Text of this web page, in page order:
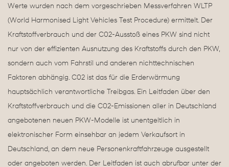
Werte wurden nach dem vorgeschrieben Messverfahren WLTP
(World Harmonised Light Vehicles Test Procedure) ermittelt. Der
Kraftstoffverbrauch und der C02-Ausstoß eines PKW sind nicht
nur von der effizienten Ausnutzung des Kraftstoffs durch den PKW,
sondern auch vom Fahrstil und anderen nichttechnischen
Faktoren abhängig. C02 ist das für die Erderwärmung
hauptsächlich verantwortliche Treibgas. Ein Leitfaden über den
Kraftstoffverbrauch und die C02-Emissionen aller in Deutschland
angebotenen neuen PKW-Modelle ist unentgeltlich in
elektronischer Form einsehbar an jedem Verkaufsort in
Deutschland, an dem neue Personenkraftfahrzeuge ausgestellt
oder angeboten werden. Der Leitfaden ist auch abrufbar unter der